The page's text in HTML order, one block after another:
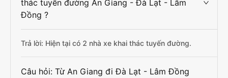
thác tuyến đường An Giang - Đà Lạt - Lâm
Đồng ?
Trả lời: Hiện tại có 2 nhà xe khai thác tuyến đường.
Câu hỏi: Từ An Giang đi Đà Lạt - Lâm Đồng